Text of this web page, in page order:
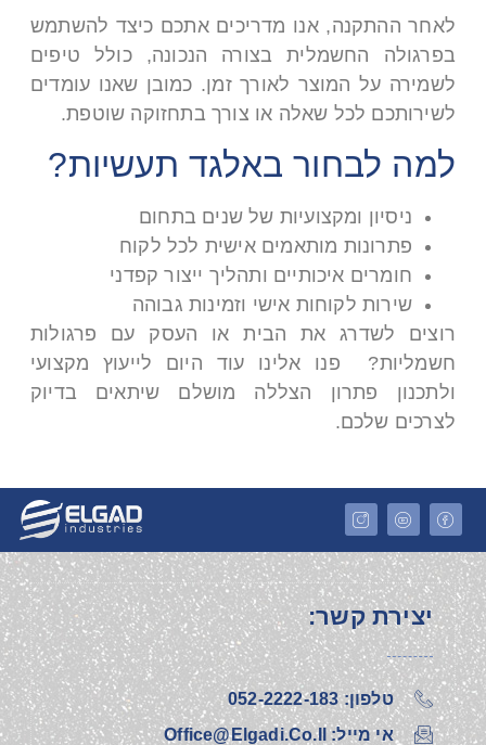
לאחר ההתקנה, אנו מדריכים אתכם כיצד להשתמש
בפרגולה החשמלית בצורה הנכונה, כולל טיפים
לשמירה על המוצר לאורך זמן. כמובן שאנו עומדים
לשירותכם לכל שאלה או צורך בתחזוקה שוטפת.
למה לבחור באלגד תעשיות?
ניסיון ומקצועיות של שנים בתחום
פתרונות מותאמים אישית לכל לקוח
חומרים איכותיים ותהליך ייצור קפדני
שירות לקוחות אישי וזמינות גבוהה
רוצים לשדרג את הבית או העסק עם פרגולות
חשמליות? פנו אלינו עוד היום לייעוץ מקצועי
ולתכנון פתרון הצללה מושלם שיתאים בדיוק
לצרכים שלכם.
יצירת קשר:
טלפון: 052-2222-183‎
אי מייל: Office@elgadi.co.il